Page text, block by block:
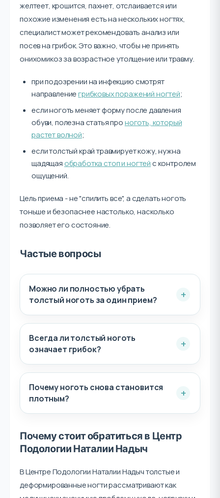
желтеет, крошится, пахнет, отслаивается или
похожие изменения есть на нескольких ногтях,
специалист может рекомендовать анализ или
посев на грибок. Это важно, чтобы не принять
онихомикоз за возрастное утолщение или травму.
при подозрении на инфекцию смотрят
направлениегрибковых поражений ногтей;
если ноготь меняет форму после давления
обуви, полезна статья проноготь, который
растет волной;
если толстый край травмирует кожу, нужна
щадящая обработка стоп и ногтейс контролем
ощущений.
Цель приема - не "спилить все", а сделать ноготь
тоньше и безопаснее настолько, насколько
позволяет его состояние.
Частые вопросы
Можно ли полностью убрать
толстый ноготь за один прием?
Всегда ли толстый ноготь
означает грибок?
Почему ноготь снова становится
плотным?
Почему стоит обратиться в Центр
Подологии Наталии Надыч
В Центре Подологии Наталии Надыч толстые и
деформированные ногти рассматривают как